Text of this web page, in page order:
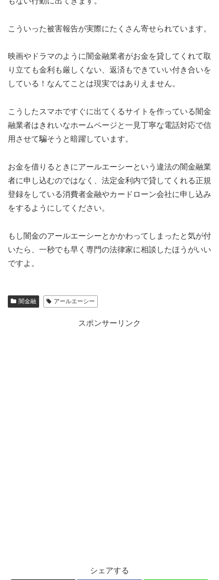
こういった被害報告が実際にたくさん寄せられています。
映画やドラマのように闇金融業者がお金を貸してくれて取
り立ても金利も厳しくない、返済もできていい付き合いを
している！なんてことは現実ではありえません。
こうしたスマホですぐに出てくるサイトを作っている闇金
融業者はきれいなホームページと一見丁寧な電話対応で信
用させて騙そうと暗躍しています。
お金を借りるときにアールエーシーという違法の闇金融業
者に申し込むのではなく、法定金利内で貸してくれる正規
登録をしている消費者金融やカードローン会社に申し込み
をするようにしてください。
もし闇金のアールエーシーとかかわってしまったと気が付
いたら、一秒でも早く専門の法律家に相談したほうがいい
ですよ。
闇金融 アールエーシー
スポンサーリンク
シェアする